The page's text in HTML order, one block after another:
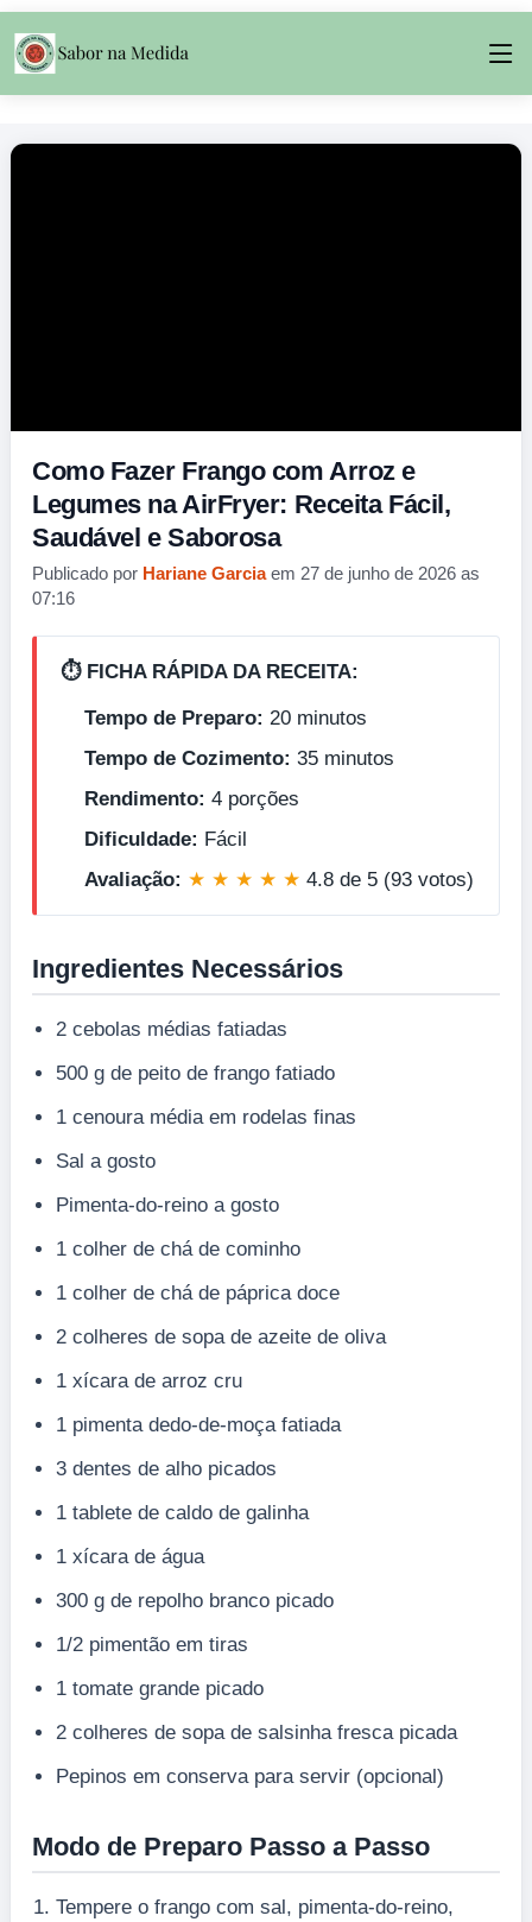
Como Fazer Frango com Arroz e
Legumes na AirFryer: Receita Fácil,
Saudável e Saborosa
Publicado por Hariane Garciaem 27 de junho de 2026 as
07:16
⏱️ FICHA RÁPIDA DA RECEITA:
Tempo de Preparo: 20 minutos
Tempo de Cozimento: 35 minutos
Rendimento: 4 porções
Dificuldade: Fácil
Avaliação: ★ ★ ★ ★ ★ 4.8 de 5 (93 votos)
Ingredientes Necessários
2 cebolas médias fatiadas
500 g de peito de frango fatiado
1 cenoura média em rodelas finas
Sal a gosto
Pimenta-do-reino a gosto
1 colher de chá de cominho
1 colher de chá de páprica doce
2 colheres de sopa de azeite de oliva
1 xícara de arroz cru
1 pimenta dedo-de-moça fatiada
3 dentes de alho picados
1 tablete de caldo de galinha
1 xícara de água
300 g de repolho branco picado
1/2 pimentão em tiras
1 tomate grande picado
2 colheres de sopa de salsinha fresca picada
Pepinos em conserva para servir (opcional)
Modo de Preparo Passo a Passo
Tempere o frango com sal, pimenta-do-reino,